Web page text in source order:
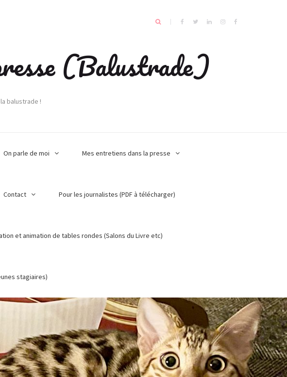
(Balustrade)
balustrade !
On parle de moi Mes entretiens dans la presse
Contact Pour les journalistes (PDF à télécharger)
et animation de tables rondes (Salons du Livre etc)
stagiaires)